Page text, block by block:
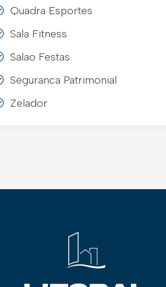
Quadra Esportes
Sala Fitness
Salao Festas
Seguranca Patrimonial
Zelador